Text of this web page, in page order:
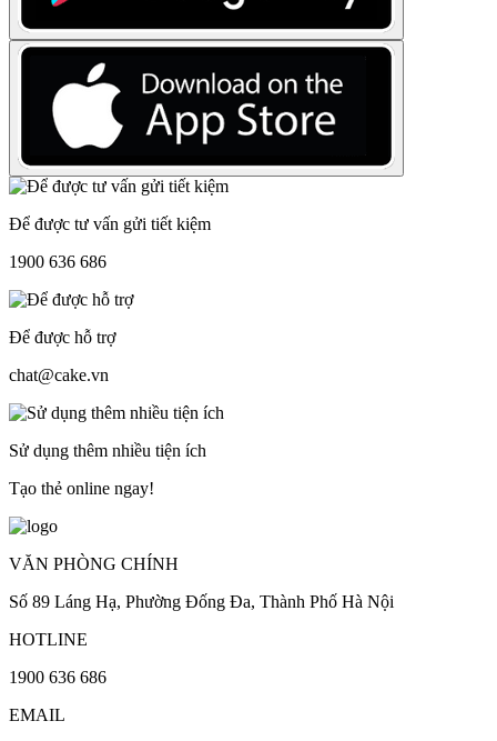
Để được tư vấn gửi tiết kiệm
1900 636 686
Để được hỗ trợ
chat@cake.vn
Sử dụng thêm nhiều tiện ích
Tạo thẻ online ngay!
VĂN PHÒNG CHÍNH
Số 89 Láng Hạ, Phường Đống Đa, Thành Phố Hà Nội
HOTLINE
1900 636 686
EMAIL